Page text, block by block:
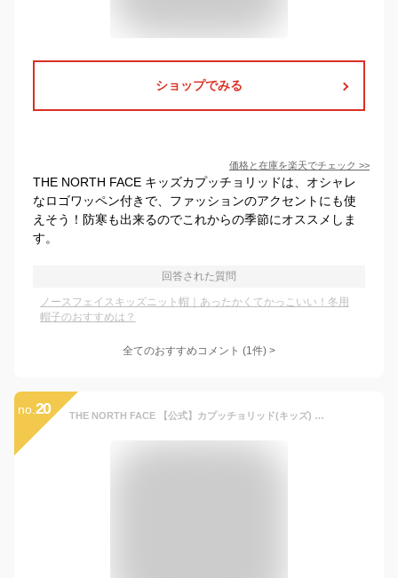
ショップでみる
価格と在庫を楽天でチェック >>
THE NORTH FACE キッズカプッチョリッドは、オシャレ
なロゴワッペン付きで、ファッションのアクセントにも使
えそう！防寒も出来るのでこれからの季節にオススメしま
す。
回答された質問
ノースフェイスキッズニット帽｜あったかくてかっこいい！冬用
帽子のおすすめは？
全てのおすすめコメント (1件) >
no. 20 THE NORTH FACE 【公式】カプッチョリッド(キッズ) ザ・ノース・フェイス 帽子 ニット帽・ビーニー ブラック ブルー ピンク グリーン【送料無料】